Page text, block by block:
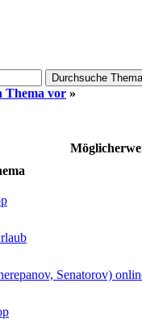
Thema vor »
Senatorov)